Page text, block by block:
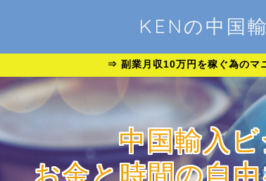
KENの中国
⇒ 副業月収10万円を稼ぐ為のマ
中国輸入
お金と時間の自